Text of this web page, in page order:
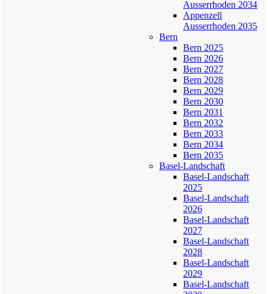
Ausserrhoden 2034
Appenzell
Ausserrhoden 2035
Bern
Bern 2025
Bern 2026
Bern 2027
Bern 2028
Bern 2029
Bern 2030
Bern 2031
Bern 2032
Bern 2033
Bern 2034
Bern 2035
Basel-Landschaft
Basel-Landschaft
2025
Basel-Landschaft
2026
Basel-Landschaft
2027
Basel-Landschaft
2028
Basel-Landschaft
2029
Basel-Landschaft